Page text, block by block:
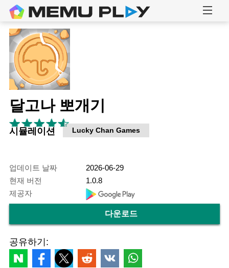
달고나 뽀개기
시뮬레이션 Lucky Chan Games
업데이트 날짜
2026-06-29
현재 버전
1.0.8
제공자
다운로드
공유하기: